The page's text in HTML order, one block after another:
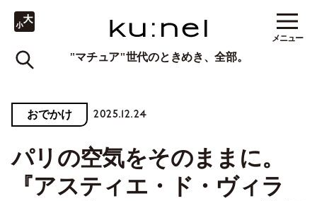
"マチュア"世代のときめき、全部。
メニュー
おでかけ 2025.12.24
パリの空気をそのままに。
『アスティエ・ド・ヴィラ